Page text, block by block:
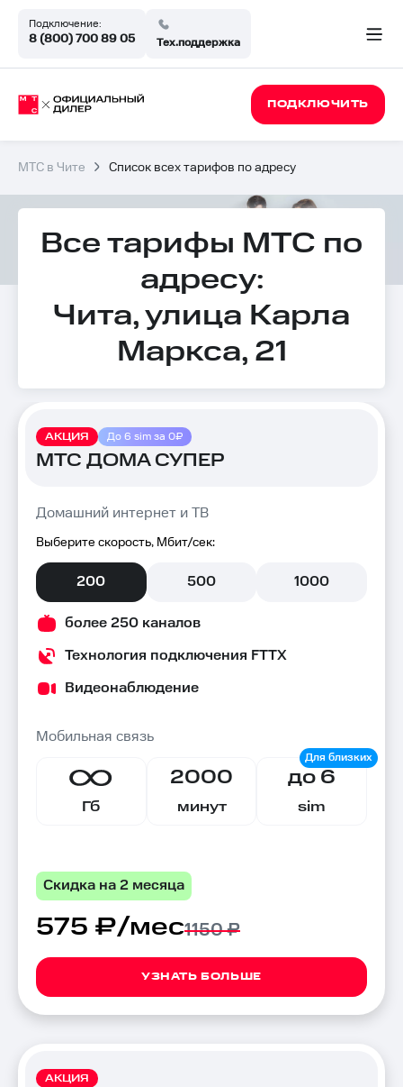
Подключение:
8 (800) 700 89 05 Тех.поддержка
ПОДКЛЮЧИТЬ
МТС в Чите Список всех тарифов по адресу
Все тарифы МТС по
адресу:
Чита, улица Карла
Маркса, 21
АКЦИЯ До 6 sim за 0₽
МТС ДОМА СУПЕР
Домашний интернет и ТВ
Выберите скорость, Мбит/сек:
200 500 1000
более 250 каналов
Технология подключения FTTX
Видеонаблюдение
Мобильная связь
Гб
2000
минут
до 6
sim
Скидка на 2 месяца
575 ₽/мес1150 ₽
УЗНАТЬ БОЛЬШЕ
АКЦИЯ